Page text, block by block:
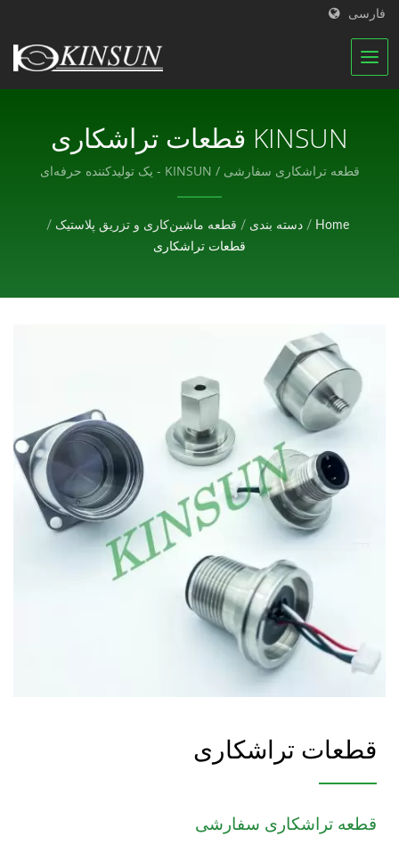
فارسی
KINSUN قطعات تراشکاری
سفارشی با دقت بالا ارائه
می‌دهد. ما همچنین خدمات
فرز، حفاری، رزوه‌زنی و سایر
یک تولیدکننده حرفه‌ای قطعات
الکترونیکی.
قطعه تراشکاری سفارشی / KINSUN - یک تولیدکننده حرفه‌ای
قطعات الکترونیکی.
Home
/ دسته بندی / قطعه ماشین‌کاری و تزریق پلاستیک /
قطعات تراشکاری
قطعات تراشکاری
قطعه تراشکاری سفارشی